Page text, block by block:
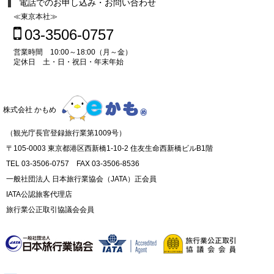
電話でのお申し込み・お問い合わせ
≪東京本社≫
03-3506-0757
営業時間 10:00～18:00（月～金）
定休日 土・日・祝日・年末年始
株式会社 かもめ
（観光庁長官登録旅行業第1009号）
〒105-0003 東京都港区西新橋1-10-2 住友生命西新橋ビルB1階
TEL 03-3506-0757 FAX 03-3506-8536
一般社団法人 日本旅行業協会（JATA）正会員
IATA公認旅客代理店
旅行業公正取引協議会会員